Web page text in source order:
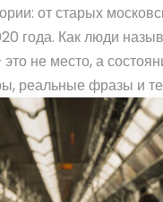
от старых
года. Как люди
не место, а
реальные фразы и те,